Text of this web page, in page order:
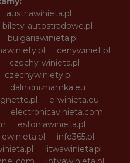
austriawinieta.pl
bilety-autostradowe.pl
bulgariawinieta.pl
cenywiniet.pl
czechy-winieta.pl
czechywiniety.pl
dalnicniznamka.eu
e-winieta.eu
electronicavinieta.com
estoniawinieta.pl
ewinieta.pl
info365.pl
litwawinieta.pl